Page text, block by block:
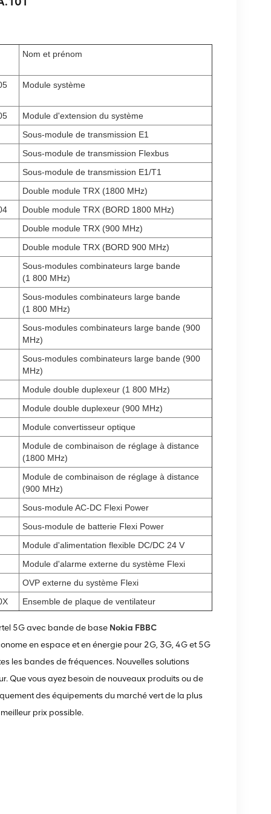
Nom et prénom
Module système
Module d'extension du système
Sous-module de transmission E1
Sous-module de transmission Flexbus
Sous-module de transmission E1/T1
Double module TRX (1800 MHz)
Double module TRX (BORD 1800 MHz)
Double module TRX (900 MHz)
Double module TRX (BORD 900 MHz)
Sous-modules combinateurs large bande
(1 800 MHz)
Sous-modules combinateurs large bande
(1 800 MHz)
Sous-modules combinateurs large bande (900
MHz)
Sous-modules combinateurs large bande (900
MHz)
Module double duplexeur (1 800 MHz)
Module double duplexeur (900 MHz)
Module convertisseur optique
Module de combinaison de réglage à distance
(1800 MHz)
Module de combinaison de réglage à distance
(900 MHz)
Sous-module AC-DC Flexi Power
Sous-module de batterie Flexi Power
Module d'alimentation flexible DC/DC 24 V
Module d'alarme externe du système Flexi
OVP externe du système Flexi
Ensemble de plaque de ventilateur
5G avec bande de base Nokia FBBC
en espace et en énergie pour 2G, 3G, 4G et 5G
les bandes de fréquences. Nouvelles solutions
Que vous ayez besoin de nouveaux produits ou de
des équipements du marché vert de la plus
prix possible.